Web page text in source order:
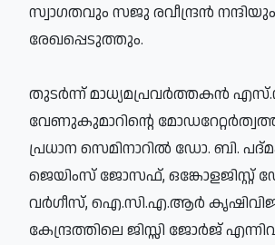
സ്വാഗതവും സജു രവീന്ദ്രന്‍ നന്ദിയും
രേഖപ്പെടുത്തും.
തുടര്‍ന്ന് മാധ്യമപ്രവര്‍ത്തകന്‍
വേണുകുമാറിന്റെ
പ്രധാന സെമിനാറില്‍ ഡോ. ബി.
ജെയിംസ് ജോസഫ്,
വര്‍ഗീസ്, ഐ.സി.എ.ആര്‍
കേന്ദ്രത്തിലെ ജിസ്സി ജോര്‍ജ്